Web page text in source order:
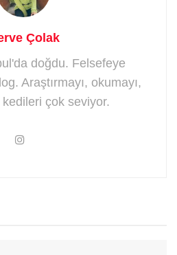
Çolak
doğdu. Felsefeye
Araştırmayı, okumayı,
kedileri çok seviyor.